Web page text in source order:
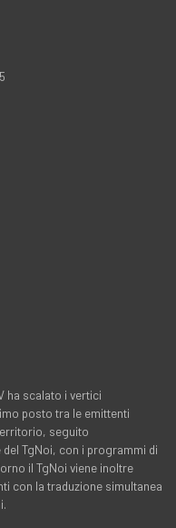
ha scalato i vertici
posto tra le emittenti
seguito
TgNoi, con i programmi di
il TgNoi viene inoltre
con la traduzione simultanea